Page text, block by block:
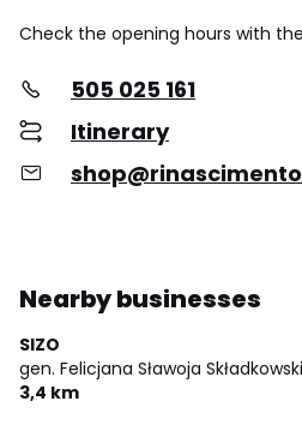
Check the opening hours with
505 025 161
Itinerary
Nearby businesses
SIZO
gen. Felicjana Sławoja
3,4 km